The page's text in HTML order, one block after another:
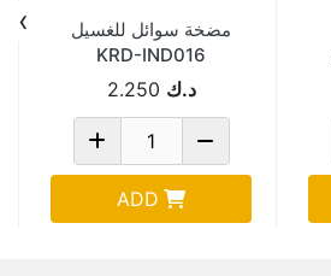
مضخة سوائل للغسيل
KRD-IND016
د.ك 2.250
ADD
›